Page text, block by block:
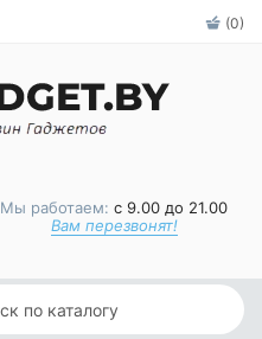
(0)
Мы работаем: с 9.00 до 21.00
Вам перезвонят!